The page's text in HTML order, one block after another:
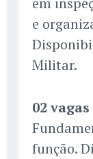
e
Militar.
02
função.